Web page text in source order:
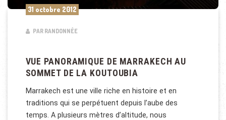
31 octobre 2012
PAR RANDONNÉE
VUE PANORAMIQUE DE MARRAKECH AU
SOMMET DE LA KOUTOUBIA
Marrakech est une ville riche en histoire et en
traditions qui se perpétuent depuis l’aube des
temps. A plusieurs mètres d’altitude, nous